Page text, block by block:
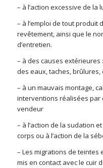
– à l’action excessive de
– à l’emploi de tout produit
revêtement, ainsi que le
d’entretien.
– à des causes extérieures
des eaux, taches,
– à un mauvais montage,
interventions réalisées par
vendeur
– à l’action de la sudation
corps ou à l’action de la
– Les migrations de teintes
mis en contact avec le cuir